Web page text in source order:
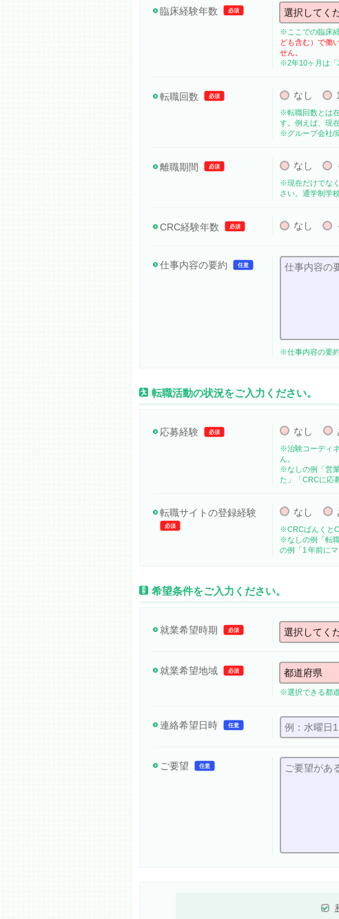
臨床経験年数 必須
※ここでの臨床
ども含む）で働
せん。
※2年10ヶ月は「
転職回数 必須 なし
※転職回数とは
す。例えば、現
※グループ会社/
離職期間 必須 なし
※現在だけでなく
さい。通学制学
CRC経験年数 必須 なし
仕事内容の要約 任意
※仕事内容の要
転職活動の状況をご入力ください。
応募経験 必須 なし
※治験コーディ
ん。
※なしの例「営
た」「CRCに応
転職サイトの登録経験
必須
なし
※CRCばんくと
※なしの例「転
の例「1 年前に
希望条件をご入力ください。
就業希望時期 必須
就業希望地域 必須
※選択できる都
連絡希望日時 任意
ご要望 任意